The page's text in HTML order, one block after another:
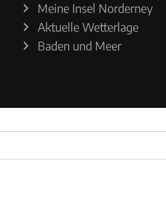
Meine Insel Norderney
Aktuelle Wetterlage
Baden und Meer